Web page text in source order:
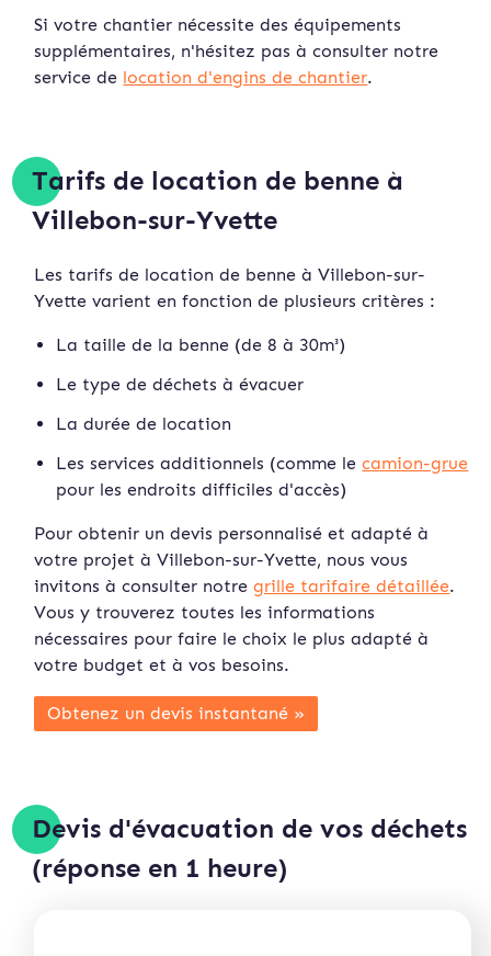
Si votre chantier nécessite des équipements
supplémentaires, n'hésitez pas à consulter notre
service de location d'engins de chantier.
Tarifs de location de benne à
Villebon-sur-Yvette
Les tarifs de location de benne à Villebon-sur-
Yvette varient en fonction de plusieurs critères :
La taille de la benne (de 8 à 30m³)
Le type de déchets à évacuer
La durée de location
Les services additionnels (comme lecamion-grue
pour les endroits difficiles d'accès)
Pour obtenir un devis personnalisé et adapté à
votre projet à Villebon-sur-Yvette, nous vous
invitons à consulter notregrille tarifaire détaillée.
Vous y trouverez toutes les informations
nécessaires pour faire le choix le plus adapté à
votre budget et à vos besoins.
Obtenez un devis instantané »
Devis d'évacuation de vos déchets
(réponse en 1 heure)